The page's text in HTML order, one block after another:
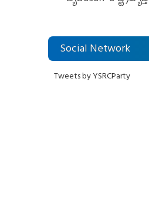
ఆందోళనలు
Social Network
Tweets by YSRCParty